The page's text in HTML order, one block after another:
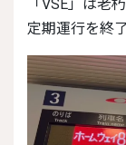
「VSE」は老
定期運行を終